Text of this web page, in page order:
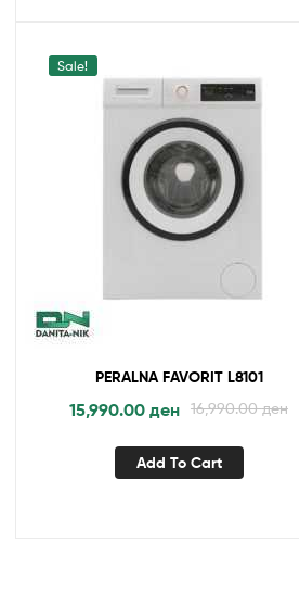
Sale!
PERALNA FAVORIT L8101
16,990.00ден
15,990.00ден
Add To Cart